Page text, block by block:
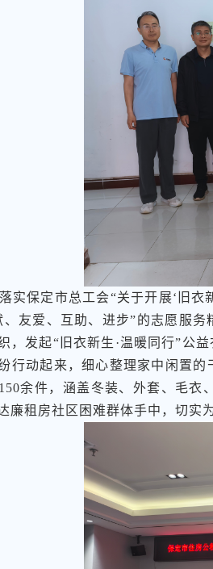
实保定市总工会“关于开展‘旧
、友爱、互助、进步”的志愿服
，发起“旧衣新生·温暖同行”公
行动起来，细心整理家中闲置
余件，涵盖冬装、外套、毛衣
廉租房社区困难群体手中，切实